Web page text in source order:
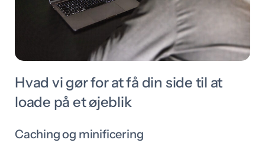
Hvad vi gør for at få din side til at
loade på et øjeblik
Caching og minificering